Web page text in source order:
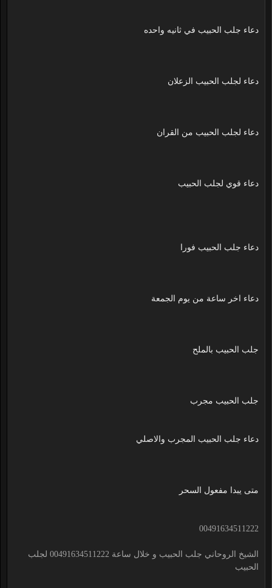
دعاء جلب الحبيب في ثانيه واحده
دعاء لجلب الحبيب الزعلان
دعاء لجلب الحبيب من القران
دعاء قوي لجلب الحبيب
دعاء جلب الحبيب فورا
دعاء اخر ساعة من يوم الجمعة
جلب الحبيب بالملح
جلب الحبيب مجرب
دعاء جلب الحبيب المجرب والاصلي
متى يبدا مفعول السحر
00491634511222
الشيخ الروحاني جلب الحبيب و خلال ساعة 00491634511222 لجلب
الحبيب